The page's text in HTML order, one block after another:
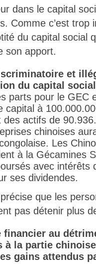
dans le capital
Comme c’est trop
du capital social
son apport.
et
du capital social
parts pour le GEC
capital à
des actifs de
chinoises
Les
à la Gécamines
avec intérêts
ses dividendes.
que les
pas détenir plus
au
à la partie
gains attendus